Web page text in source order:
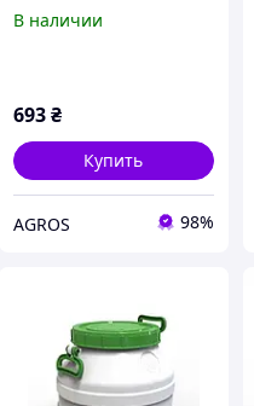
В наличии
693₴
Купить
AGROS 98%